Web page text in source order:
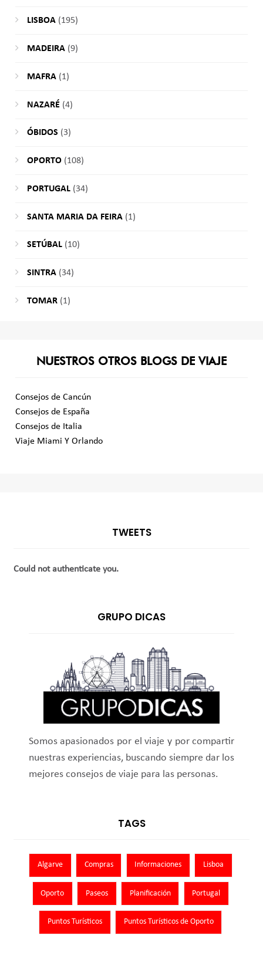
LISBOA(195)
MADEIRA(9)
MAFRA(1)
NAZARÉ (4)
ÓBIDOS (3)
OPORTO(108)
PORTUGAL(34)
SANTA MARIA DA FEIRA(1)
SETÚBAL(10)
SINTRA(34)
TOMAR(1)
NUESTROS OTROS BLOGS DE VIAJE
Consejos de Cancún
Consejos de España
Consejos de Italia
Viaje Miami Y Orlando
TWEETS
Could not authenticate you.
GRUPO DICAS
Somos apasionados por el viaje y por compartir
nuestras experiencias, buscando siempre dar los
mejores consejos de viaje para las personas.
TAGS
Algarve Compras Informaciones Lisboa
Oporto Paseos Planificación Portugal
Puntos Turísticos Puntos Turísticos de Oporto